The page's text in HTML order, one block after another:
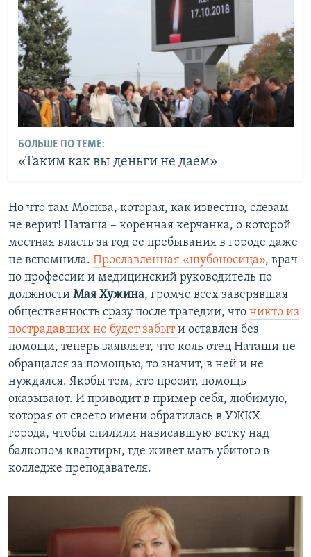
БОЛЬШЕ ПО ТЕМЕ:
«Таким как вы деньги не даем»
Но что там Москва, которая, как известно, слезам
не верит! Наташа – коренная керчанка, о которой
местная власть за год ее пребывания в городе даже
не вспомнила. Прославленная «шубоносица», врач
по профессии и медицинский руководитель по
должности Мая Хужина, громче всех заверявшая
общественность сразу после трагедии, что никто из
пострадавших не будет забыти оставлен без
помощи, теперь заявляет, что коль отец Наташи не
обращался за помощью, то значит, в ней и не
нуждался. Якобы тем, кто просит, помощь
оказывают. И приводит в пример себя, любимую,
которая от своего имени обратилась в УЖКХ
города, чтобы спилили нависавшую ветку над
балконом квартиры, где живет мать убитого в
колледже преподавателя.